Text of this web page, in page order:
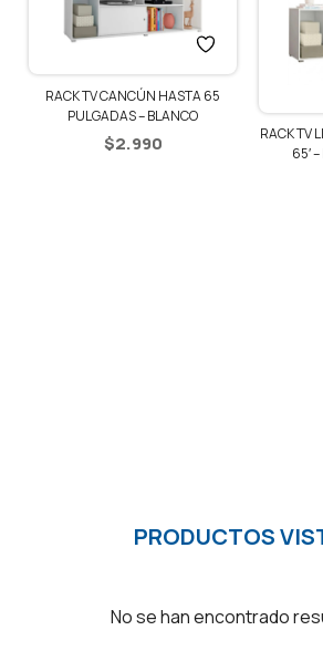
RACK TV CANCÚN HASTA 65
PULGADAS – BLANCO
$2.990
RACK TV
65′
PRODUCTOS
No se han encontrado